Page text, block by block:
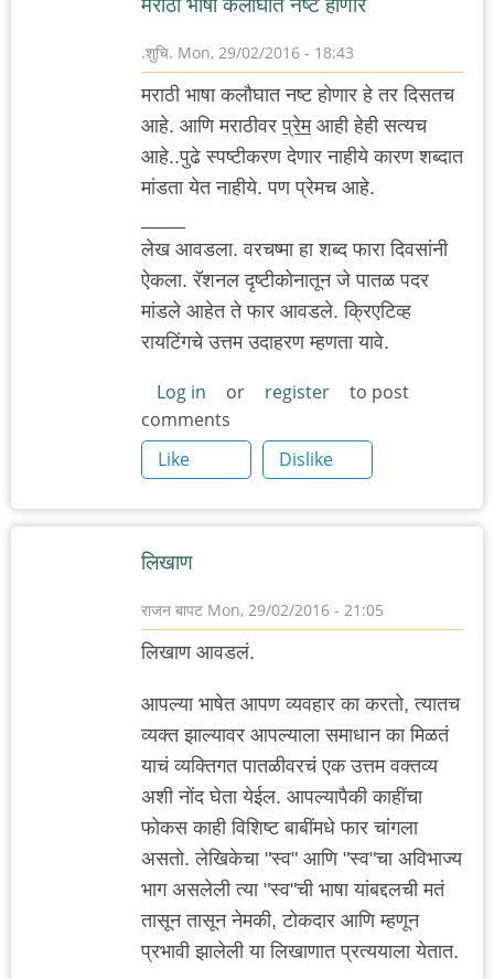
.शुचि. Mon, 29/02/2016 - 18:43
मराठी भाषा कलौघात नष्ट होणार हे तर दिसतच
आहे. आणि मराठीवरप्रेमआही हेही सत्यच
आहे..पुढे स्पष्टीकरण देणार नाहीये कारण शब्दात
मांडता येत नाहीये. पण प्रेमच आहे.
लेख आवडला. वरचष्मा हा शब्द फारा दिवसांनी
ऐकला. रॅशनल दृष्टीकोनातून जे पातळ पदर
मांडले आहेत ते फार आवडले. क्रिएटिव्ह
रायटिंगचे उत्तम उदाहरण म्हणता यावे.
Log in or register
to post
comments
Like
Dislike
लिखाण
राजन बापट Mon, 29/02/2016 - 21:05
लिखाण आवडलं.
आपल्या भाषेत आपण व्यवहार का करतो, त्यातच
व्यक्त झाल्यावर आपल्याला समाधान का मिळतं
याचं व्यक्तिगत पातळीवरचं एक उत्तम वक्तव्य
अशी नोंद घेता येईल. आपल्यापैकी काहींचा
फोकस काही विशिष्ट बाबींमधे फार चांगला
असतो. लेखिकेचा "स्व" आणि "स्व"चा अविभाज्य
भाग असलेली त्या "स्व"ची भाषा यांबद्दलची मतं
तासून तासून नेमकी, टोकदार आणि म्हणून
प्रभावी झालेली या लिखाणात प्रत्ययाला येतात.